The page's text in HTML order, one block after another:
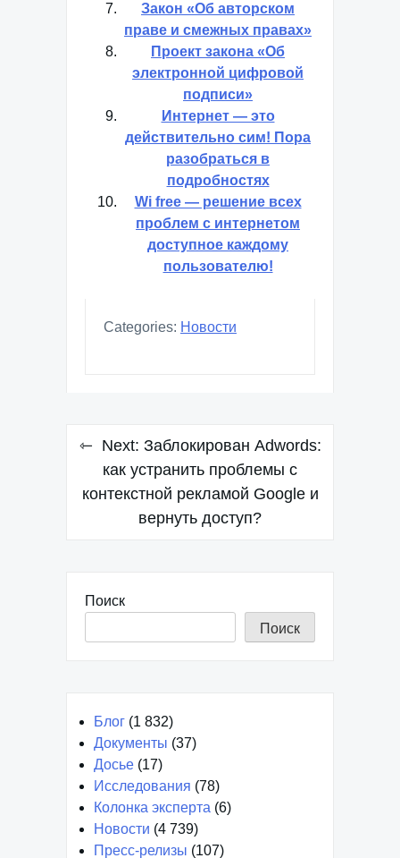
Закон «Об авторском
праве и смежных правах»
Проект закона «Об
электронной цифровой
подписи»
Интернет — это
действительно сим! Пора
разобраться в
подробностях
Wi free — решение всех
проблем с интернетом
доступное каждому
пользователю!
Categories: Новости
Навигация
записям
Next: Заблокирован Adwords:
как устранить проблемы с
контекстной рекламой Google и
вернуть доступ?
Поиск
Поиск
Блог (1 832)
Документы (37)
Досье (17)
Исследования (78)
Колонка эксперта (6)
Новости (4 739)
Пресс-релизы (107)